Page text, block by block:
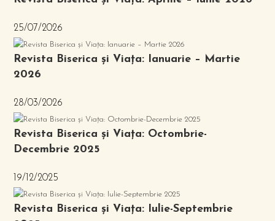
25/07/2026
Revista Biserica și Viața: Ianuarie – Martie
2026
28/03/2026
Revista Biserica și Viața: Octombrie-
Decembrie 2025
19/12/2025
Revista Biserica și Viața: Iulie-Septembrie